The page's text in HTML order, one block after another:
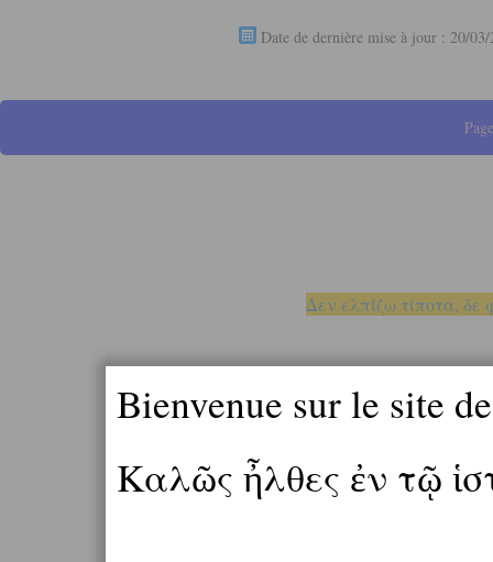
Date de dernière mise à jour : 20/
Δεν ελπίζω τίποτα, δε
Bienvenue sur le site
Καλῶς ἦλθες ἐν τῷ